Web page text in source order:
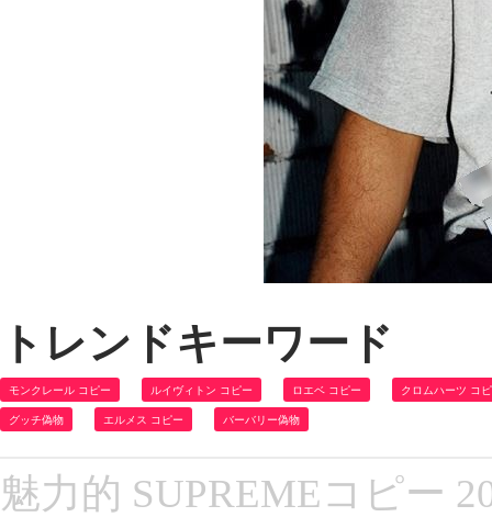
トレンドキーワード
モンクレール コピー ルイヴィトン コピー ロエベ コピー クロムハーツ コ
グッチ偽物 エルメス コピー バーバリー偽物
魅力的 SUPREMEコピー